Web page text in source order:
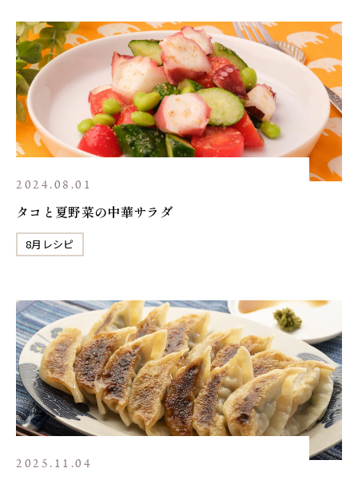
2024.08.01
タコと夏野菜の中華サラダ
8月レシピ
2025.11.04